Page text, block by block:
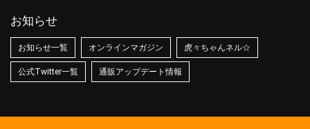
お知らせ
お知らせ一覧 オンラインマガジン 虎々ちゃんネル☆
公式Twitter一覧 通販アップデート情報